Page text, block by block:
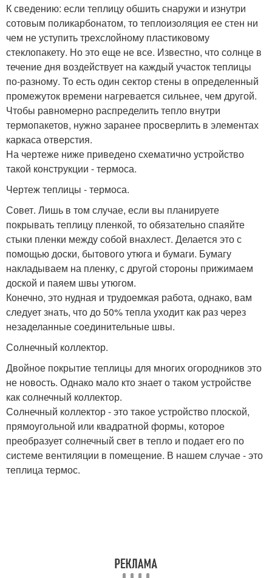
К сведению: если теплицу обшить снаружи и изнутри
сотовым поликарбонатом, то теплоизоляция ее стен ни
чем не уступить трехслойному пластиковому
стеклопакету. Но это еще не все. Известно, что солнце в
течение дня воздействует на каждый участок теплицы
по-разному. То есть один сектор стены в определенный
промежуток времени нагревается сильнее, чем другой.
Чтобы равномерно распределить тепло внутри
термопакетов, нужно заранее просверлить в элементах
каркаса отверстия.
На чертеже ниже приведено схематично устройство
такой конструкции - термоса.
Чертеж теплицы - термоса.
Совет. Лишь в том случае, если вы планируете
покрывать теплицу пленкой, то обязательно спаяйте
стыки пленки между собой внахлест. Делается это с
помощью доски, бытового утюга и бумаги. Бумагу
накладываем на пленку, с другой стороны прижимаем
доской и паяем швы утюгом.
Конечно, это нудная и трудоемкая работа, однако, вам
следует знать, что до 50% тепла уходит как раз через
незаделанные соединительные швы.
Солнечный коллектор.
Двойное покрытие теплицы для многих огородников это
не новость. Однако мало кто знает о таком устройстве
как солнечный коллектор.
Солнечный коллектор - это такое устройство плоской,
прямоугольной или квадратной формы, которое
преобразует солнечный свет в тепло и подает его по
системе вентиляции в помещение. В нашем случае - это
теплица термос.